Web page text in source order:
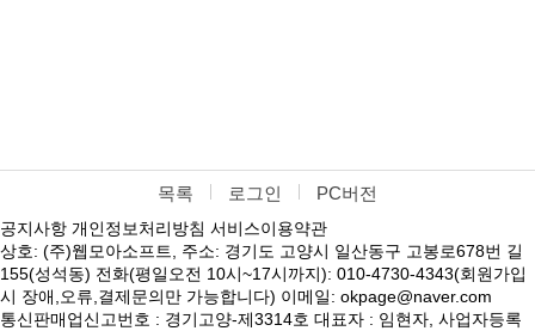
목록 로그인 PC버전
공지사항 개인정보처리방침 서비스이용약관
상호: (주)웹모아소프트, 주소: 경기도 고양시 일산동구 고봉로678번 길
155(성석동) 전화(평일오전 10시~17시까지): 010-4730-4343(회원가입
시 장애,오류,결제문의만 가능합니다) 이메일: okpage@naver.com
통신판매업신고번호 : 경기고양-제3314호 대표자 : 임현자, 사업자등록